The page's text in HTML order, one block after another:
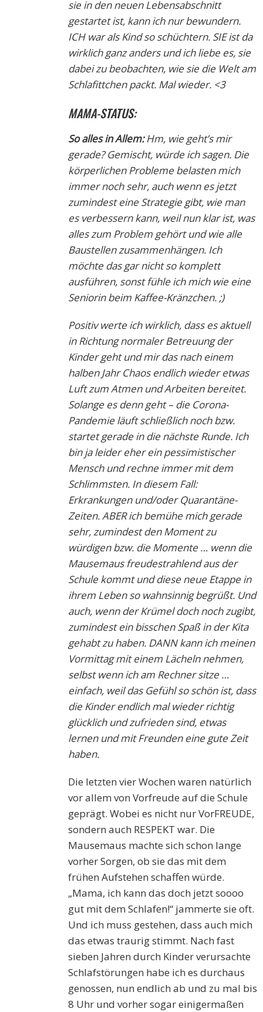
sie in den neuen Lebensabschnitt
gestartet ist, kann ich nur bewundern.
ICH war als Kind so schüchtern. SIE ist da
wirklich ganz anders und ich liebe es, sie
dabei zu beobachten, wie sie die Welt am
Schlafittchen packt. Mal wieder. <3
MAMA-STATUS:
So alles in Allem:Hm, wie geht’s mir
gerade? Gemischt, würde ich sagen. Die
körperlichen Probleme belasten mich
immer noch sehr, auch wenn es jetzt
zumindest eine Strategie gibt, wie man
es verbessern kann, weil nun klar ist, was
alles zum Problem gehört und wie alle
Baustellen zusammenhängen. Ich
möchte das gar nicht so komplett
ausführen, sonst fühle ich mich wie eine
Seniorin beim Kaffee-Kränzchen. ;)
Positiv werte ich wirklich, dass es aktuell
in Richtung normaler Betreuung der
Kinder geht und mir das nach einem
halben Jahr Chaos endlich wieder etwas
Luft zum Atmen und Arbeiten bereitet.
Solange es denn geht – die Corona-
Pandemie läuft schließlich noch bzw.
startet gerade in die nächste Runde. Ich
bin ja leider eher ein pessimistischer
Mensch und rechne immer mit dem
Schlimmsten. In diesem Fall:
Erkrankungen und/oder Quarantäne-
Zeiten. ABER ich bemühe mich gerade
sehr, zumindest den Moment zu
würdigen bzw. die Momente … wenn die
Mausemaus freudestrahlend aus der
Schule kommt und diese neue Etappe in
ihrem Leben so wahnsinnig begrüßt. Und
auch, wenn der Krümel doch noch zugibt,
zumindest ein bisschen Spaß in der Kita
gehabt zu haben. DANN kann ich meinen
Vormittag mit einem Lächeln nehmen,
selbst wenn ich am Rechner sitze …
einfach, weil das Gefühl so schön ist, dass
die Kinder endlich mal wieder richtig
glücklich und zufrieden sind, etwas
lernen und mit Freunden eine gute Zeit
haben.
Die letzten vier Wochen waren natürlich
vor allem von Vorfreude auf die Schule
geprägt. Wobei es nicht nur VorFREUDE,
sondern auch RESPEKT war. Die
Mausemaus machte sich schon lange
vorher Sorgen, ob sie das mit dem
frühen Aufstehen schaffen würde.
„Mama, ich kann das doch jetzt soooo
gut mit dem Schlafen!“ jammerte sie oft.
Und ich muss gestehen, dass auch mich
das etwas traurig stimmt. Nach fast
sieben Jahren durch Kinder verursachte
Schlafstörungen habe ich es durchaus
genossen, nun endlich ab und zu mal bis
8 Uhr und vorher sogar einigermaßen